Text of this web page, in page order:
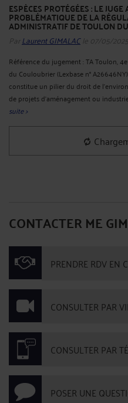
ESPÈCES PROTÉGÉES : LE
PROBLÉMATIQUE DE LA
ADMINISTRATIF DE TOULON
Par Laurent GIMALACle 07/05/2025
Référence du jugement : TA Toulon,
du Couloubrier (Lexbase n°
constitue un pilier du droit de
de projets d'aménagement ou
suite >
CONTACTER ME
PRENDRE RDV EN
CONSULTER PAR
CONSULTER PAR
POSER UNE